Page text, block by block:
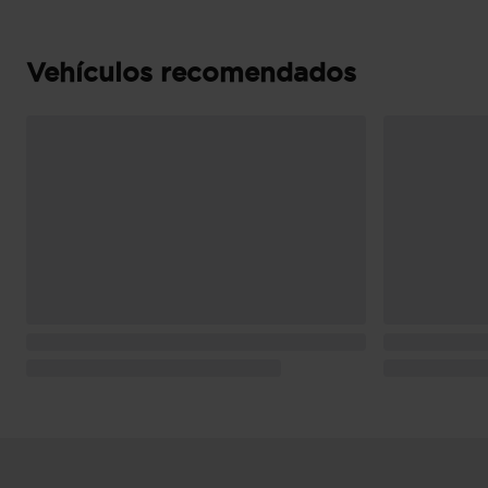
Pesos: 1.940 kg (peso máximo admisible),
Vehículos recomendados